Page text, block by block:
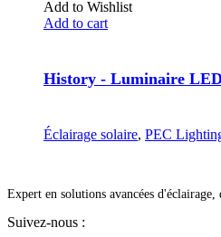
Add to Wishlist
Add to cart
History - Luminaire
Éclairage solaire, PEC
Expert en solutions avancées d'éclairage,
Suivez-nous :